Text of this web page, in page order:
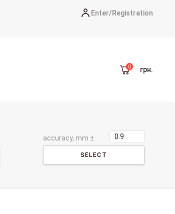
Enter/Registration
грн.
accuracy, mm ±
SELECT